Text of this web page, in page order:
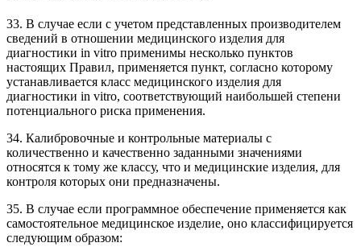
33. В случае если с учетом представленных производителем
сведений в отношении медицинского изделия для
диагностики in vitro применимы несколько пунктов
настоящих Правил, применяется пункт, согласно которому
устанавливается класс медицинского изделия для
диагностики in vitro, соответствующий наибольшей степени
потенциального риска применения.
34. Калибровочные и контрольные материалы с
количественно и качественно заданными значениями
относятся к тому же классу, что и медицинские изделия, для
контроля которых они предназначены.
35. В случае если программное обеспечение применяется как
самостоятельное медицинское изделие, оно классифицируется
следующим образом: